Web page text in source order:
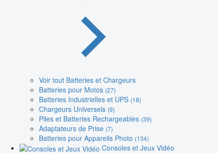
Voir tout Batteries et Chargeurs
Batteries pour Motos (27)
Batteries Industrielles et UPS (18)
Chargeurs Universels (9)
Piles et Batteries Rechargeables (39)
Adaptateurs de Prise (7)
Batteries pour Appareils Photo (134)
Consoles et Jeux Vidéo